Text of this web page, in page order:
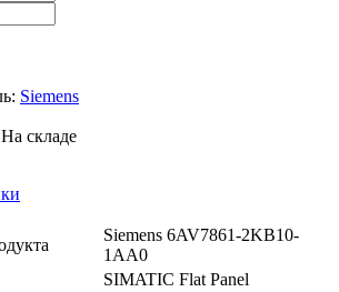
Siemens
На складе
Siemens 6AV7861-2KB10-
1AA0
SIMATIC Flat Panel